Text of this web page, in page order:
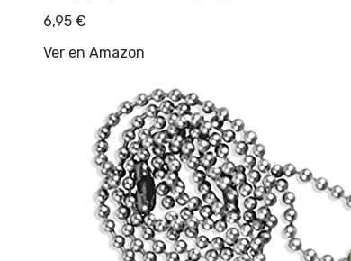
6,95 €
Ver en Amazon